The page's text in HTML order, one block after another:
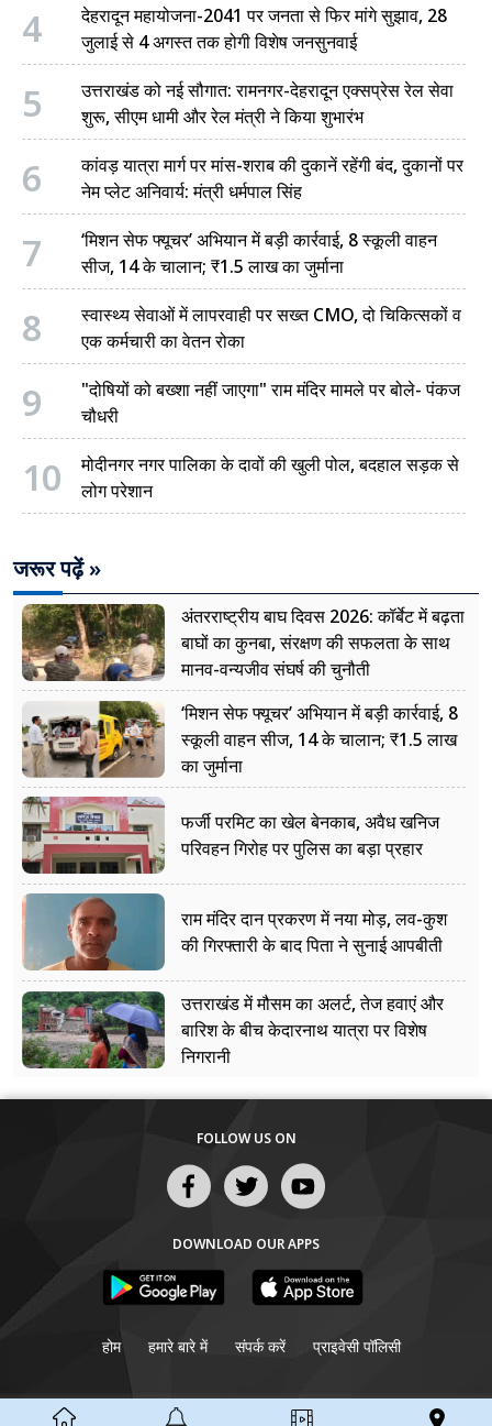
4
देहरादून महायोजना-2041 पर जनता से फिर मांगे सुझाव, 28
जुलाई से 4 अगस्त तक होगी विशेष जनसुनवाई
5
उत्तराखंड को नई सौगात: रामनगर-देहरादून एक्सप्रेस रेल सेवा
शुरू, सीएम धामी और रेल मंत्री ने किया शुभारंभ
6
कांवड़ यात्रा मार्ग पर मांस-शराब की दुकानें रहेंगी बंद, दुकानों पर
नेम प्लेट अनिवार्य: मंत्री धर्मपाल सिंह
7
‘मिशन सेफ फ्यूचर’ अभियान में बड़ी कार्रवाई, 8 स्कूली वाहन
सीज, 14 के चालान; ₹1.5 लाख का जुर्माना
8
स्वास्थ्य सेवाओं में लापरवाही पर सख्त CMO, दो चिकित्सकों व
एक कर्मचारी का वेतन रोका
9
"दोषियों को बख्शा नहीं जाएगा" राम मंदिर मामले पर बोले- पंकज
चौधरी
10
मोदीनगर नगर पालिका के दावों की खुली पोल, बदहाल सड़क से
लोग परेशान
जरूर पढ़ें »
अंतरराष्ट्रीय बाघ दिवस 2026: कॉर्बेट में बढ़ता
बाघों का कुनबा, संरक्षण की सफलता के साथ
मानव-वन्यजीव संघर्ष की चुनौती
‘मिशन सेफ फ्यूचर’ अभियान में बड़ी कार्रवाई, 8
स्कूली वाहन सीज, 14 के चालान; ₹1.5 लाख
का जुर्माना
फर्जी परमिट का खेल बेनकाब, अवैध खनिज
परिवहन गिरोह पर पुलिस का बड़ा प्रहार
राम मंदिर दान प्रकरण में नया मोड़, लव-कुश
की गिरफ्तारी के बाद पिता ने सुनाई आपबीती
उत्तराखंड में मौसम का अलर्ट, तेज हवाएं और
बारिश के बीच केदारनाथ यात्रा पर विशेष
निगरानी
FOLLOW US ON
DOWNLOAD OUR APPS
होम हमारे बारे में संपर्क करें प्राइवेसी पॉलिसी